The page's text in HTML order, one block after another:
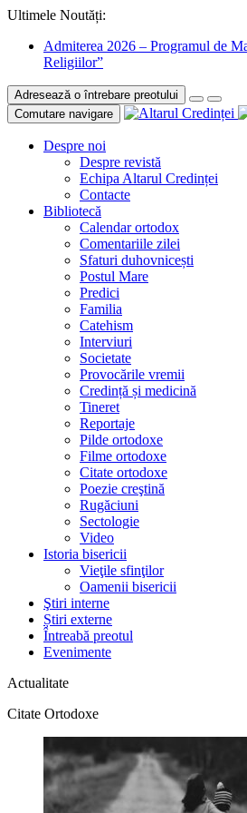
Ultimele Noutăți:
Admiterea 2026 – Programul de
Religiilor”
Adresează o întrebare preotului
Comutare navigare
Despre noi
Despre revistă
Echipa Altarul Credinței
Contacte
Bibliotecă
Calendar ortodox
Comentariile zilei
Sfaturi duhovnicești
Postul Mare
Predici
Familia
Catehism
Interviuri
Societate
Provocările vremii
Credință și medicină
Tineret
Reportaje
Pilde ortodoxe
Filme ortodoxe
Citate ortodoxe
Poezie creştină
Rugăciuni
Sectologie
Video
Istoria bisericii
Vieţile sfinţilor
Oamenii bisericii
Ştiri interne
Știri externe
Întreabă preotul
Evenimente
Actualitate
Citate Ortodoxe